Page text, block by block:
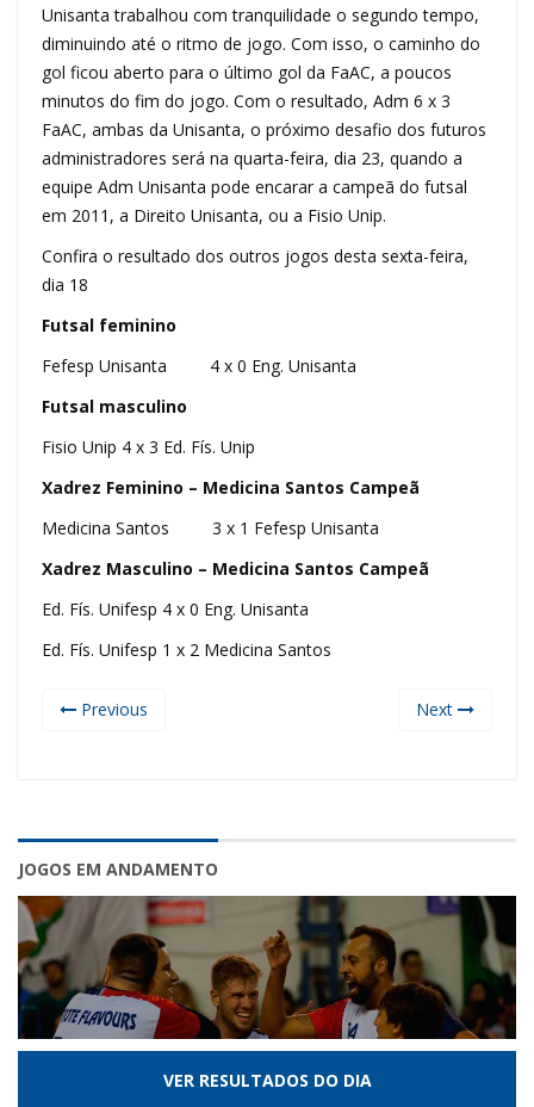
Unisanta trabalhou com tranquilidade o segundo tempo,
diminuindo até o ritmo de jogo. Com isso, o caminho do
gol ficou aberto para o último gol da FaAC, a poucos
minutos do fim do jogo. Com o resultado, Adm 6 x 3
FaAC, ambas da Unisanta, o próximo desafio dos futuros
administradores será na quarta-feira, dia 23, quando a
equipe Adm Unisanta pode encarar a campeã do futsal
em 2011, a Direito Unisanta, ou a Fisio Unip.
Confira o resultado dos outros jogos desta sexta-feira,
dia 18
Futsal feminino
Fefesp Unisanta 4 x 0 Eng. Unisanta
Futsal masculino
Fisio Unip 4 x 3 Ed. Fís. Unip
Xadrez Feminino – Medicina Santos Campeã
Medicina Santos 3 x 1 Fefesp Unisanta
Xadrez Masculino – Medicina Santos Campeã
Ed. Fís. Unifesp 4 x 0 Eng. Unisanta
Ed. Fís. Unifesp 1 x 2 Medicina Santos
Previous Next
JOGOS EM ANDAMENTO
VER RESULTADOS DO DIA